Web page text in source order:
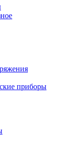
приборы